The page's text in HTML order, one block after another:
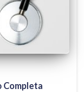
Completa